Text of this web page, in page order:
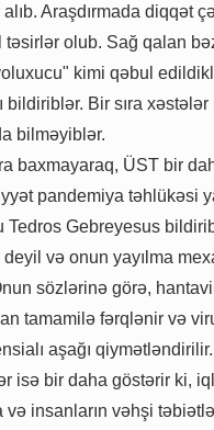
alıb. Araşdırmada diqqət
təsirlər olub. Sağ qalan
kimi qəbul
bildiriblər. Bir sıra
bilməyiblər.
baxmayaraq, ÜST bir
pandemiya təhlükəsi
Tedros Gebreyesus
və onun yayılma
sözlərinə görə,
tamamilə fərqlənir və
aşağı qiymətləndirilir.
isə bir daha göstərir ki,
insanların vəhşi təbiətlə